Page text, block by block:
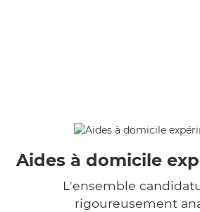
Aides à domicile
L'ensemble
rigoureusement